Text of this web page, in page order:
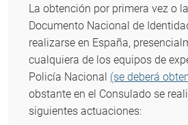
La obtención por primera vez o
Documento Nacional de
realizarse en España,
cualquiera de los equipos de
Policía Nacional (se deberá
obstante en el Consulado se
siguientes actuaciones: